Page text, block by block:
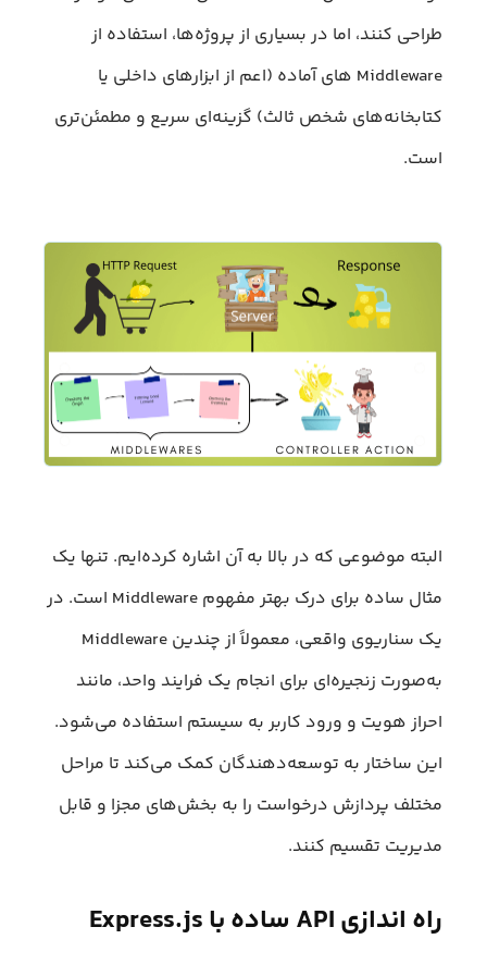
طراحی کنند، اما در بسیاری از پروژه‌ها، استفاده از
Middleware های آماده (اعم از ابزارهای داخلی یا
کتابخانه‌های شخص ثالث) گزینه‌‌ای سریع‌ و مطمئن‌تری
است.
البته موضوعی که در بالا به آن اشاره کرده‌ایم. تنها یک
مثال ساده برای درک بهتر مفهوم Middleware است. در
یک سناریوی واقعی، معمولاً از چندین Middleware
به‌صورت زنجیره‌ای برای انجام یک فرایند واحد، مانند
احراز هویت و ورود کاربر به سیستم استفاده می‌شود.
این ساختار به توسعه‌دهندگان کمک می‌کند تا مراحل
مختلف پردازش درخواست را به بخش‌های مجزا و قابل
مدیریت تقسیم کنند.
راه‌ اندازی API ساده با Express.js